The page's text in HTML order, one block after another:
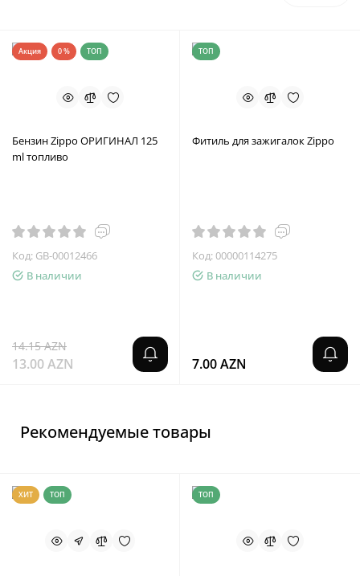
Акция 0 % ТОП
Бензин Zippo ОРИГИНАЛ 125
ml топливо
Код: GB-00012466
В наличии
14.15 AZN
13.00 AZN
ТОП
Фитиль для зажигалок Zippo
Код: 00000114275
В наличии
7.00 AZN
Рекомендуемые товары
ХИТ ТОП ТОП